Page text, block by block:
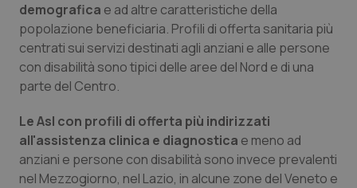
demografica e ad altre caratteristiche della
popolazione beneficiaria. Profili di offerta sanitaria più
centrati sui servizi destinati agli anziani e alle persone
con disabilità sono tipici delle aree del Nord e di una
parte del Centro.
Le Asl con profili di offerta più indirizzati
all'assistenza clinica e diagnostica e meno ad
anziani e persone con disabilità sono invece prevalenti
nel Mezzogiorno, nel Lazio, in alcune zone del Veneto e